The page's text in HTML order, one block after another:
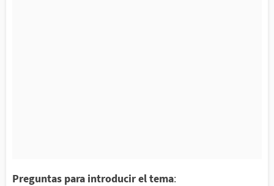
Preguntas para introducir el tema: